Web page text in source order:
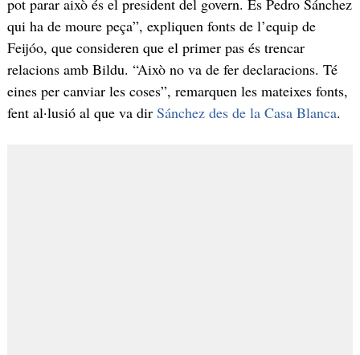
qui ha de moure peça”, expliquen fonts de l’equip de
Feijóo, que consideren que el primer pas és trencar
relacions amb Bildu. “Això no va de fer declaracions. Té
eines per canviar les coses”, remarquen les mateixes fonts,
fent al·lusió al que va dir Sánchez des de la Casa Blanca.